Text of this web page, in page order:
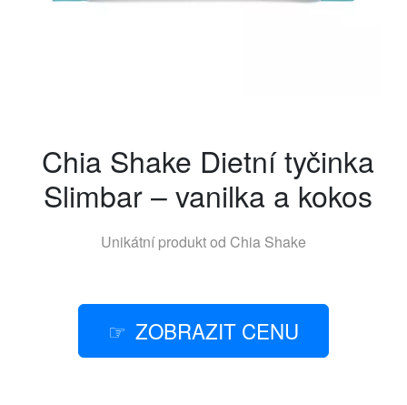
Chia Shake Dietní tyčinka
Slimbar – vanilka a kokos
Unikátní produkt od Chia Shake
ZOBRAZIT CENU